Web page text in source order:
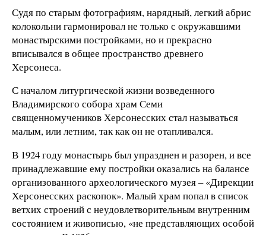
Судя по старым фотографиям, нарядный, легкий абрис
колокольни гармонировал не только с окружавшими
монастырскими постройками, но и прекрасно
вписывался в общее пространство древнего
Херсонеса.
С началом литургической жизни возведенного
Владимирского собора храм Семи
священномучеников Херсонесских стал называться
малым, или летним, так как он не отапливался.
В 1924 году монастырь был упразднен и разорен, и все
принадлежавшие ему постройки оказались на балансе
организованного археологического музея – «Дирекции
Херсонесских раскопок». Малый храм попал в список
ветхих строений с неудовлетворительным внутренним
состоянием и живописью, «не представляющих особой